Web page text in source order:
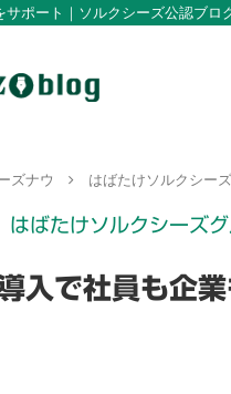
サポート｜ソルクシーズ公認ブロ
ズナウ はばたけソルクシー
はばたけソルクシーズ
入で社員も企